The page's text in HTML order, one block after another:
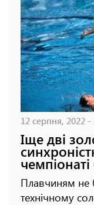
12 серпня, 2022 -
Іще дві
Плавчиням не
технічному